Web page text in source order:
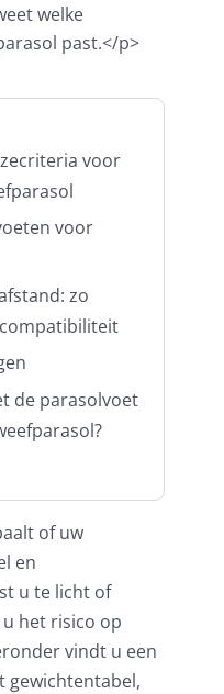
welke
past.</p>
voor
voor
zo
de parasolvoet
of uw
en
u te licht of
het risico op
vindt u een
gewichtentabel,